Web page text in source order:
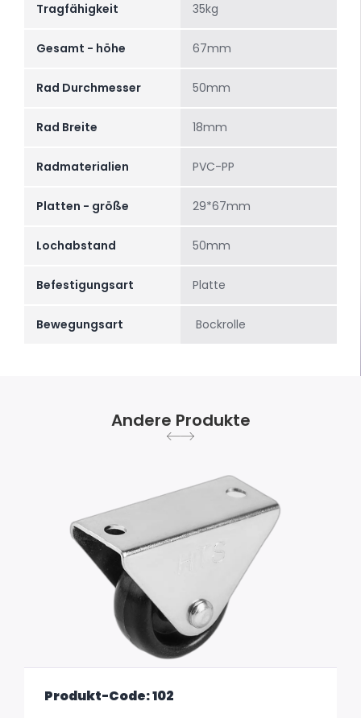
Tragfähigkeit 35kg
Gesamt - höhe 67mm
Rad Durchmesser 50mm
Rad Breite 18mm
Radmaterialien PVC-PP
Platten - größe 29*67mm
Lochabstand 50mm
Befestigungsart Platte
Bewegungsart Bockrolle
Andere Produkte
Produkt-Code: 102